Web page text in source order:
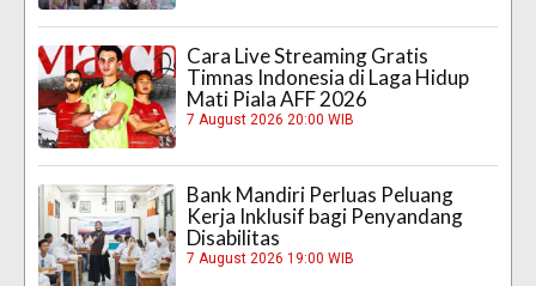
Cara Live Streaming Gratis
Timnas Indonesia di Laga Hidup
Mati Piala AFF 2026
7 August 2026 20:00 WIB
Bank Mandiri Perluas Peluang
Kerja Inklusif bagi Penyandang
Disabilitas
7 August 2026 19:00 WIB